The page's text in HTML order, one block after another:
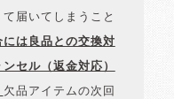
届いてしまうこと
には良品との交換対
セル（返金対応）
欠品アイテムの次回